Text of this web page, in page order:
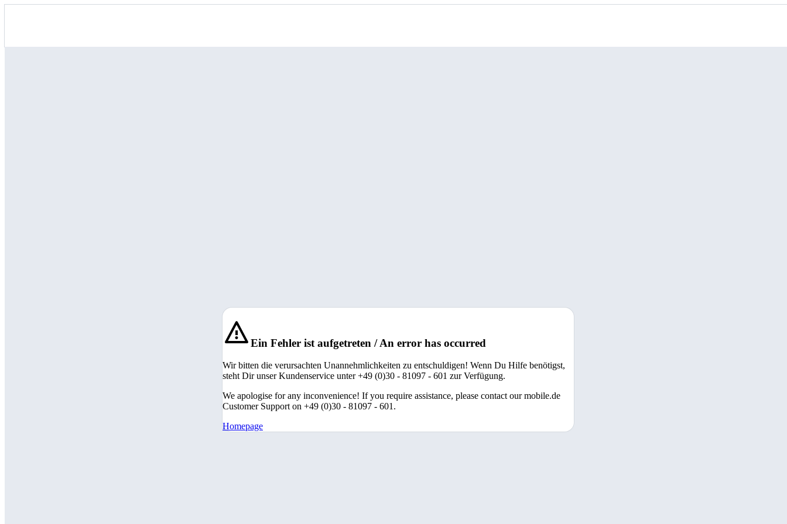
Ein Fehler ist aufgetreten / An error has occurred
Wir bitten die verursachten Unannehmlichkeiten zu entschuldigen! Wenn Du Hilfe benötigst,
steht Dir unser Kundenservice unter +49 (0)30 - 81097 - 601 zur Verfügung.
We apologise for any inconvenience! If you require assistance, please contact our mobile.de
Customer Support on +49 (0)30 - 81097 - 601.
Homepage